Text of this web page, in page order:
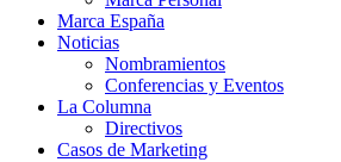
Marca España
Noticias
Nombramientos
Conferencias y Eventos
La Columna
Directivos
Casos de Marketing